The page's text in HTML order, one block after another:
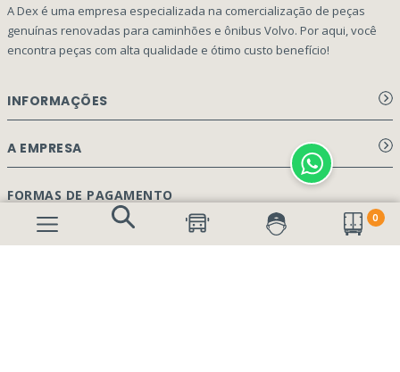
0
A Dex é uma empresa especializada na comercialização de peças
genuínas renovadas para caminhões e ônibus Volvo. Por aqui, você
encontra peças com alta qualidade e ótimo custo benefício!
INFORMAÇÕES
Aviso de privacidade Dex Peças
Como Comprar
Perguntas Frequentes
A EMPRESA
Página Principal
Quem Somos
FORMAS DE PAGAMENTO